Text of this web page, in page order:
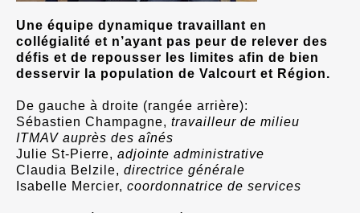
Une équipe dynamique travaillant en
collégialité et n’ayant pas peur de relever des
défis et de repousser les limites afin de bien
desservir la population de Valcourt et Région.
De gauche à droite (rangée arrière):
Sébastien Champagne, travailleur de milieu
ITMAV auprès des aînés
Julie St-Pierre, adjointe administrative
Claudia Belzile, directrice générale
Isabelle Mercier, coordonnatrice de services